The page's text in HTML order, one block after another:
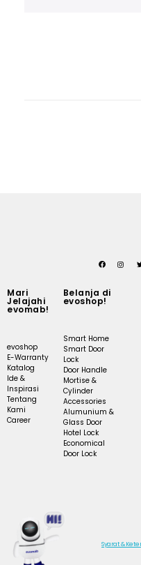
Mari
Jelajahi
evomab!
evoshop
E-Warranty
Katalog
Ide &
Inspirasi
Tentang
Kami
Career
Belanja di
evoshop!
Smart Home
Smart Door
Lock
Door Handle
Mortise &
Cylinder
Accessories
Alumunium &
Glass Door
Hotel Lock
Economical
Door Lock
Syarat &